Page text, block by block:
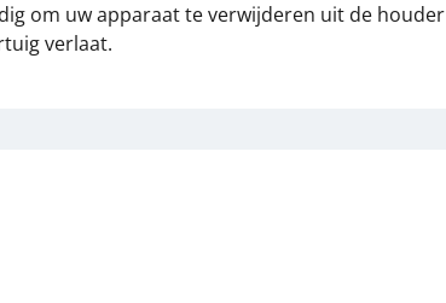
om uw apparaat te verwijderen uit de houder
verlaat.